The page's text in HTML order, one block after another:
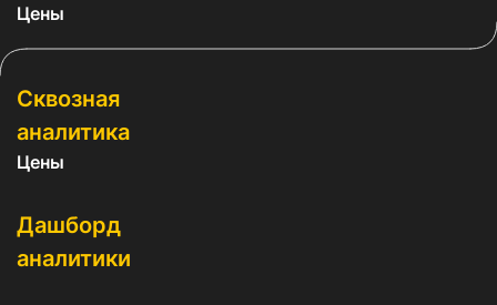
Цены
Сквозная
аналитика
Цены
Дашборд
аналитики